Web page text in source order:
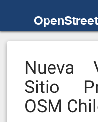
Nueva
Sitio
OSM